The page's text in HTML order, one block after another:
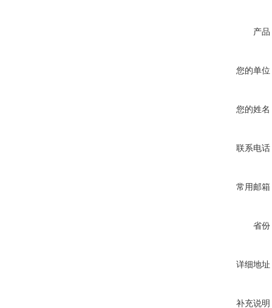
产品
您的单位
您的姓名
联系电话
常用邮箱
省份
详细地址
补充说明